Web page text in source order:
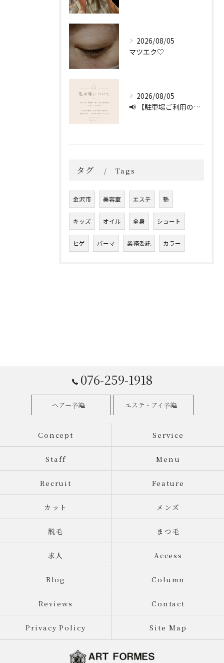
2026/08/05
マツエク♡
2026/08/05
📢 【駐車場ご利用のお願い】 🚗
タグ Tags
金沢市 美容室 エステ 塾
キッズ オイル 全身 ショート
ヒゲ パーマ 業務委託 カラー
076-259-1918
ヘアー予約 エステ・アイ予約
Concept Service
Staff Menu
Recruit Feature
カット メンズ
脱毛 まつ毛
求人 Access
Blog Column
Reviews Contact
Privacy Policy Site Map